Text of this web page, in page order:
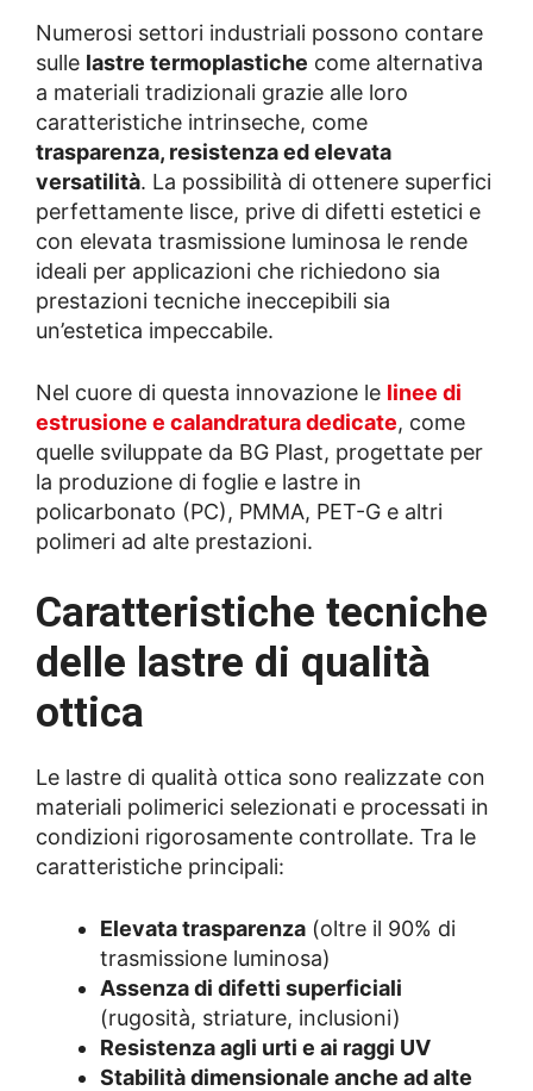
Numerosi settori industriali possono contare
sulle lastre termoplastiche come alternativa
a materiali tradizionali grazie alle loro
caratteristiche intrinseche, come
trasparenza, resistenza ed elevata
versatilità. La possibilità di ottenere superfici
perfettamente lisce, prive di difetti estetici e
con elevata trasmissione luminosa le rende
ideali per applicazioni che richiedono sia
prestazioni tecniche ineccepibili sia
un’estetica impeccabile.
Nel cuore di questa innovazione le linee di
estrusione e calandratura dedicate, come
quelle sviluppate da BG Plast, progettate per
la produzione di foglie e lastre in
policarbonato (PC), PMMA, PET-G e altri
polimeri ad alte prestazioni.
Caratteristiche tecniche
delle lastre di qualità
ottica
Le lastre di qualità ottica sono realizzate con
materiali polimerici selezionati e processati in
condizioni rigorosamente controllate. Tra le
caratteristiche principali:
Elevata trasparenza (oltre il 90% di
trasmissione luminosa)
Assenza di difetti superficiali
(rugosità, striature, inclusioni)
Resistenza agli urti e ai raggi UV
Stabilità dimensionale anche ad alte